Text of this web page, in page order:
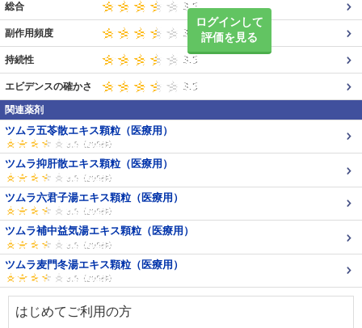
ログインして
評価を見る
総合
副作用頻度
持続性
エビデンスの確かさ
関連薬剤
ツムラ五苓散エキス顆粒（医療用）
ツムラ抑肝散エキス顆粒（医療用）
ツムラ六君子湯エキス顆粒（医療用）
ツムラ補中益気湯エキス顆粒（医療用）
ツムラ麦門冬湯エキス顆粒（医療用）
はじめてご利用の方